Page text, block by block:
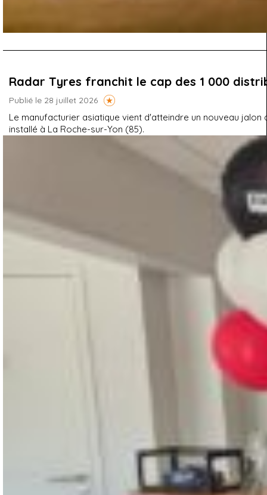
Radar Tyres franchit le cap des 1 000
Publié le 28 juillet 2026
Le manufacturier asiatique vient d'atteindre un nouveau
installé à La Roche-sur-Yon (85).